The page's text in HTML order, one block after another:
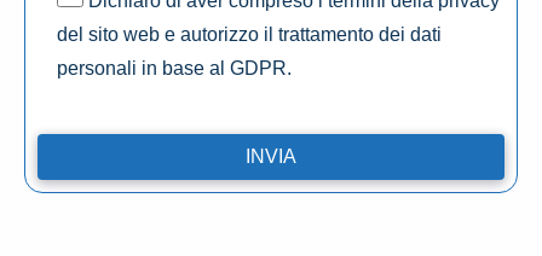
del sito web e autorizzo il trattamento dei dati
personali in base al GDPR.